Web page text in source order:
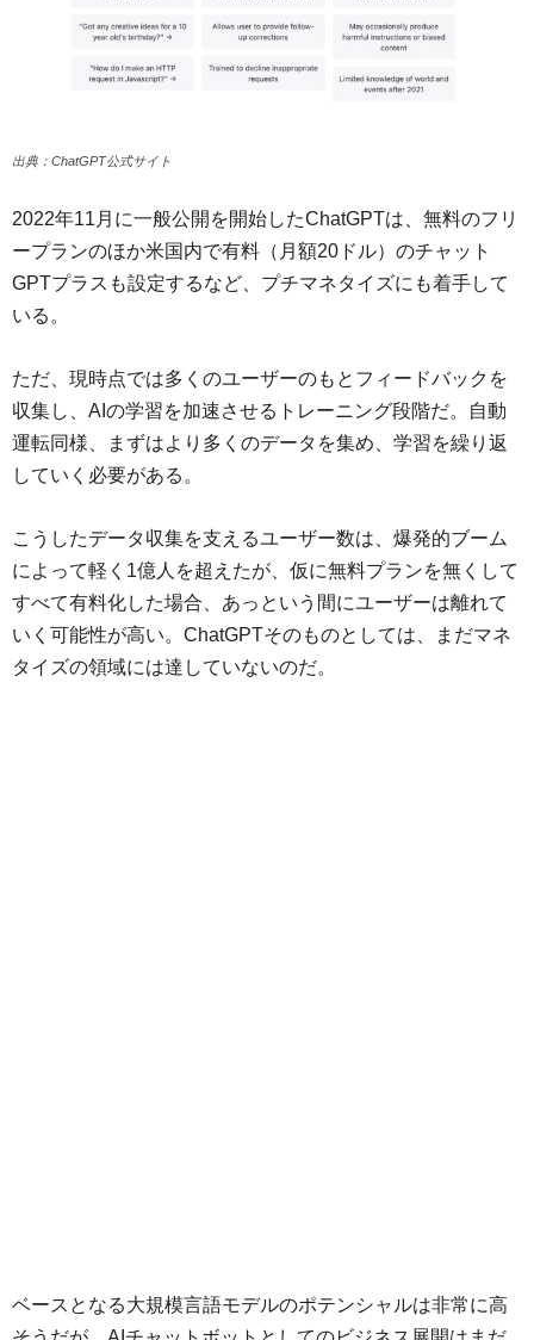
出典：ChatGPT公式サイト
2022年11月に一般公開を開始したChatGPTは、無料のフリ
ープランのほか米国内で有料（月額20ドル）のチャット
GPTプラスも設定するなど、プチマネタイズにも着手して
いる。
ただ、現時点では多くのユーザーのもとフィードバックを
収集し、AIの学習を加速させるトレーニング段階だ。自動
運転同様、まずはより多くのデータを集め、学習を繰り返
していく必要がある。
こうしたデータ収集を支えるユーザー数は、爆発的ブーム
によって軽く1億人を超えたが、仮に無料プランを無くして
すべて有料化した場合、あっという間にユーザーは離れて
いく可能性が高い。ChatGPTそのものとしては、まだマネ
タイズの領域には達していないのだ。
ベースとなる大規模言語モデルのポテンシャルは非常に高